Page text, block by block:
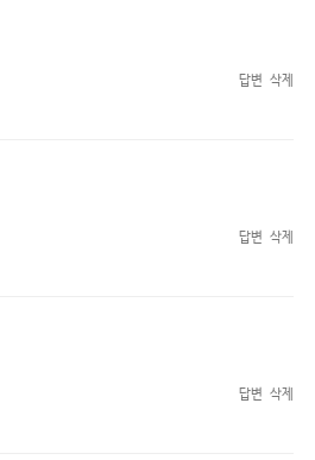
답변 삭제
답변 삭제
답변 삭제